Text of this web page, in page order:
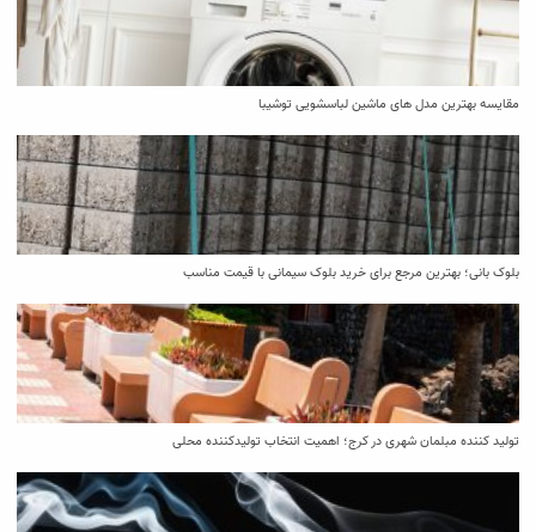
مقایسه بهترین مدل ‌های ماشین لباسشویی توشیبا
بلوک بانی؛ بهترین مرجع برای خرید بلوک سیمانی با قیمت مناسب
تولید کننده مبلمان شهری در کرج؛ اهمیت انتخاب تولیدکننده محلی